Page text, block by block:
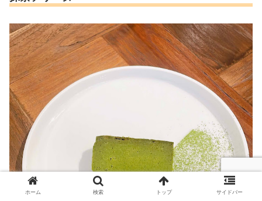
ホーム 検索 トップ サイドバー